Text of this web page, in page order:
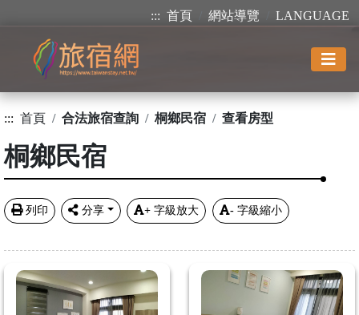
::: 首頁 網站導覽 LANGUAGE
::: 首頁 合法旅宿查詢 桐鄉民宿 查看房型
桐鄉民宿
列印 分享 + 字級放大 - 字級縮小